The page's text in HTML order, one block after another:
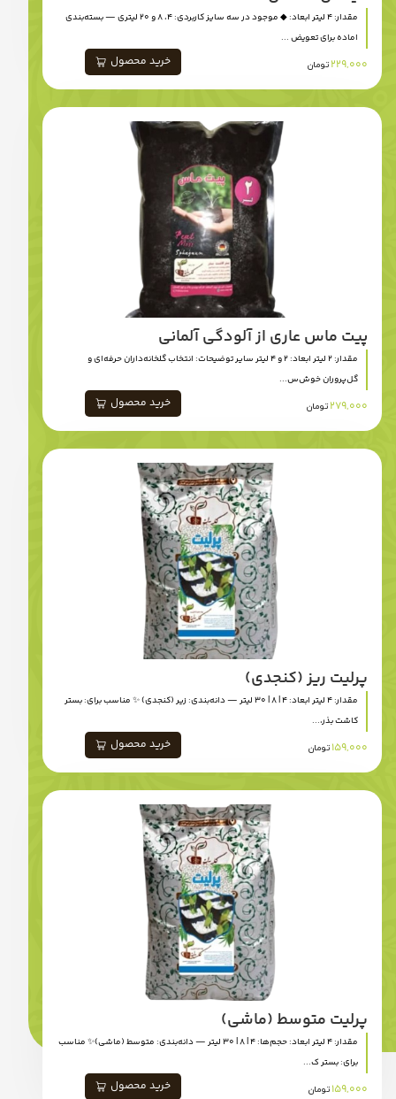
مقدار: 4 لیتر ابعاد: ◆ موجود در سه سایز کاربردی: 4، 8 و 20 لیتری — بسته‌بندی
اماده برای تعویض ...
229,000 تومان خرید محصول
پیت ماس عاری از آلودگی آلمانی
مقدار: 2 لیتر ابعاد: 2 و 4 لیتر سایر توضیحات: انتخاب گلخانه‌داران حرفه‌ای و
گل‌پروران خوش‌س...
279,000 تومان خرید محصول
پرلیت ریز (کنجدی)
مقدار: 4 لیتر ابعاد: 4 | 8 | 30 لیتر — دانه‌بندی: زیر (کنجدی) ✨ مناسب برای: بستر
کاشت بذر،...
159,000 تومان خرید محصول
پرلیت متوسط (ماشی)
مقدار: 4 لیتر ابعاد: حجم‌ها: 4 | 8 | 30 لیتر — دانه‌بندی: متوسط (ماشی)✨ مناسب
برای: بستر ک...
159,000 تومان خرید محصول